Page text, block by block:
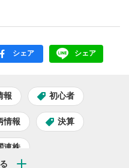
facebook
シェア LINE
シェア
報 初心者
情報 決算
連株